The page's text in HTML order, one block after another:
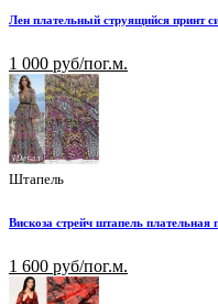
Лен плательный струящийся принт
1 000 руб/пог.м.
Штапель
Вискоза стрейч штапель
1 600 руб/пог.м.